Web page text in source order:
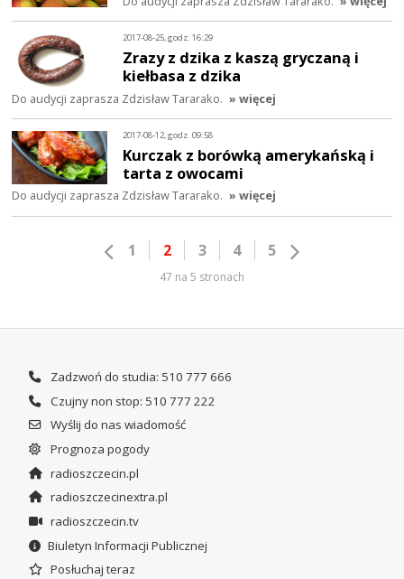
2017-08-25, godz. 16:29
Zrazy z dzika z kaszą gryczaną i
kiełbasa z dzika
Do audycji zaprasza Zdzisław Tararako. » więcej
2017-08-12, godz. 09:58
Kurczak z borówką amerykańską i
tarta z owocami
Do audycji zaprasza Zdzisław Tararako. » więcej
1 2 3 4 5
47 na 5 stronach
Zadzwoń do studia: 510 777 666
Czujny non stop: 510 777 222
Wyślij do nas wiadomość
Prognoza pogody
radioszczecin.pl
radioszczecinextra.pl
radioszczecin.tv
Biuletyn Informacji Publicznej
Posłuchaj teraz